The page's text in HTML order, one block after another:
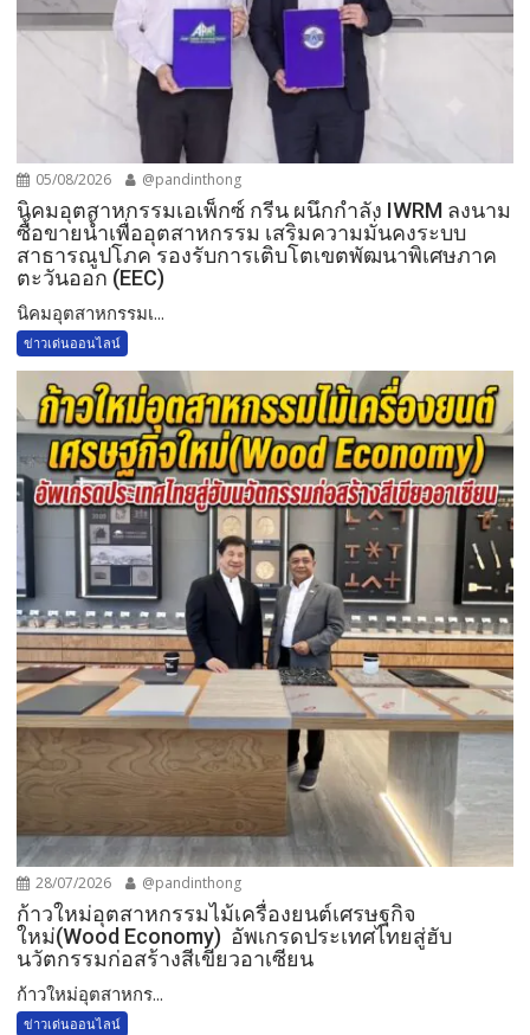
05/08/2026 @pandinthong
​นิคมอุตสาหกรรมเอเพ็กซ์ กรีน ผนึกกำลัง IWRM ลงนาม
ซื้อขายน้ำเพื่ออุตสาหกรรม เสริมความมั่นคงระบบ
สาธารณูปโภค รองรับการเติบโตเขตพัฒนาพิเศษภาค
ตะวันออก (EEC)
​นิคมอุตสาหกรรมเ...
ข่าวเด่นออนไลน์
28/07/2026 @pandinthong
ก้าวใหม่อุตสาหกรรมไม้เครื่องยนต์เศรษฐกิจ
ใหม่(Wood Economy) อัพเกรดประเทศไทยสู่ฮับ
นวัตกรรมก่อสร้างสีเขียวอาเซียน
ก้าวใหม่อุตสาหกร...
ข่าวเด่นออนไลน์